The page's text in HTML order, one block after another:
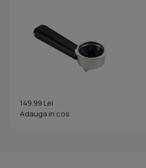
149.99 Lei
Adauga in cos